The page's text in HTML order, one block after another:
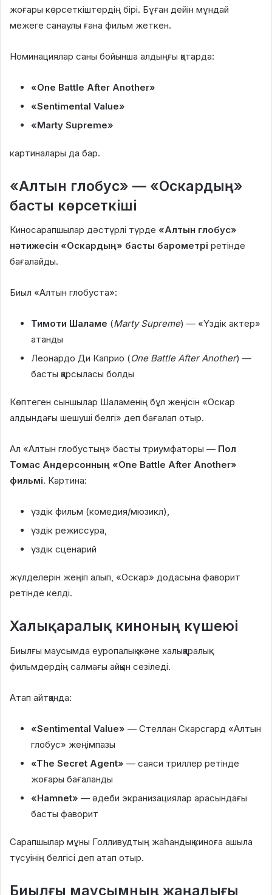
жоғары көрсеткіштердің бірі. Бұған дейін мұндай
межеге санаулы ғана фильм жеткен.
Номинациялар саны бойынша алдыңғы қатарда:
«One Battle After Another»
«Sentimental Value»
«Marty Supreme»
картиналары да бар.
«Алтын глобус» — «Оскардың»
басты көрсеткіші
Киносарапшылар дәстүрлі түрде «Алтын глобус»
нәтижесін «Оскардың» басты барометрі ретінде
бағалайды.
Биыл «Алтын глобуста»:
Тимоти Шаламе (Marty Supreme) — «Үздік актер»
атанды
Леонардо Ди Каприо (One Battle After Another) —
басты қарсыласы болды
Көптеген сыншылар Шаламенің бұл жеңісін «Оскар
алдындағы шешуші белгі» деп бағалап отыр.
Ал «Алтын глобустың» басты триумфаторы — Пол
Томас Андерсонның «One Battle After Another»
фильмі. Картина:
үздік фильм (комедия/мюзикл),
үздік режиссура,
үздік сценарий
жүлделерін жеңіп алып, «Оскар» додасына фаворит
ретінде келді.
Халықаралық киноның күшеюі
Биылғы маусымда еуропалық және халықаралық
фильмдердің салмағы айқын сезіледі.
Атап айтқанда:
«Sentimental Value» — Стеллан Скарсгард «Алтын
глобус» жеңімпазы
«The Secret Agent» — саяси триллер ретінде
жоғары бағаланды
«Hamnet» — әдеби экранизациялар арасындағы
басты фаворит
Сарапшылар мұны Голливудтың жаһандық киноға ашыла
түсуінің белгісі деп атап отыр.
Биылғы маусымның жаңалығы